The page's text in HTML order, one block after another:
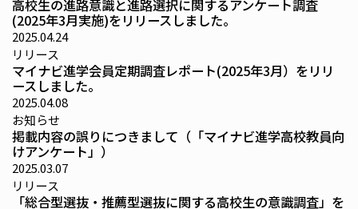
高校生の進路意識と進路選択に関するアンケート調査
(2025年3月実施)をリリースしました。
2025.04.24
リリース
マイナビ進学会員定期調査レポート(2025年3月）をリリ
ースしました。
2025.04.08
お知らせ
掲載内容の誤りにつきまして（「マイナビ進学高校教員向
けアンケート」）
2025.03.07
リリース
「総合型選抜・推薦型選抜に関する高校生の意識調査」を